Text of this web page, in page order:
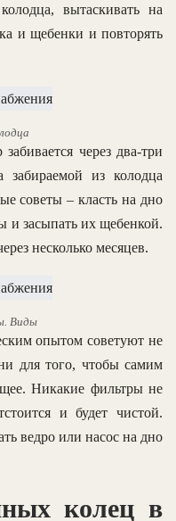
вытаскивать на
и щебенки и повторять
через два-три
забираемой из колодца
советы – класть на дно
и засыпать их щебенкой.
несколько месяцев.
Виды
опытом советуют не
для того, чтобы самим
Никакие фильтры не
и будет чистой.
ведро или насос на дно
колец в